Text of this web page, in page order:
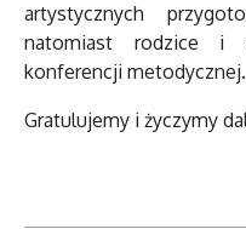
artystycznych
natomiast rodzice i
konferencji metodycznej.
Gratulujemy i życzymy